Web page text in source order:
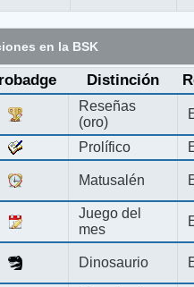
en la BSK
Distinción
Reseñas
(oro)
Prolífico
Matusalén
Juego del
mes
Dinosaurio